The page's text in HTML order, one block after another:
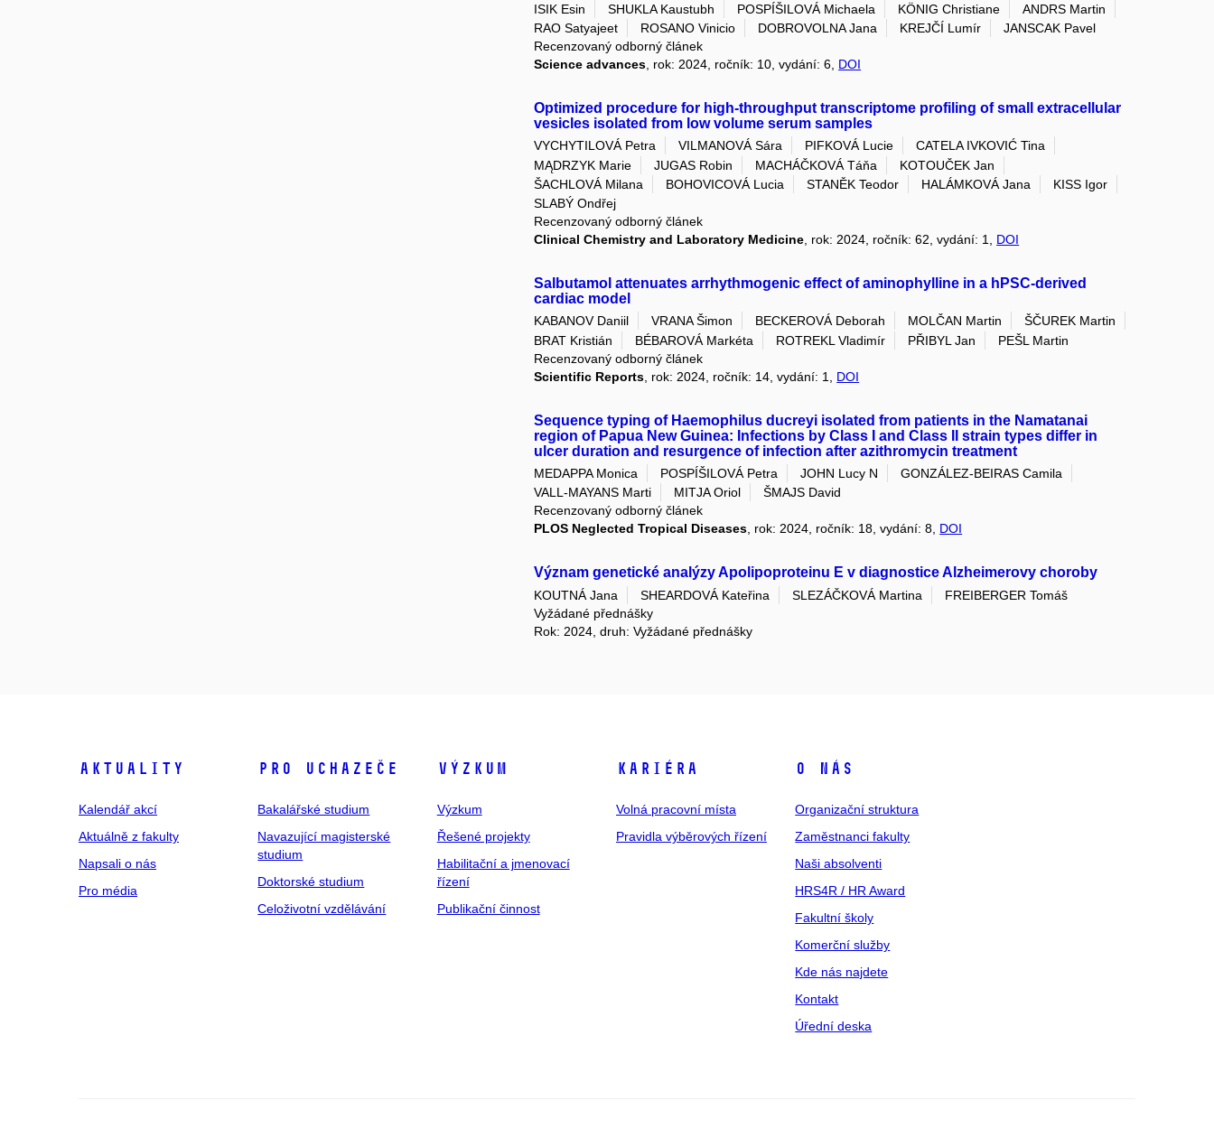
ISIK Esin SHUKLA Kaustubh POSPÍŠILOVÁ Michaela KÖNIG Christiane
ANDRS Martin
RAO Satyajeet
ROSANO Vinicio DOBROVOLNA Jana KREJČÍ Lumír
JANSCAK Pavel
Recenzovaný odborný článek
Science advances , rok: 2024, ročník: 10, vydání: 6, DOI
Optimized procedure for high-throughput transcriptome profiling of small extracellular
vesicles isolated from low volume serum samples
VYCHYTILOVÁ Petra VILMANOVÁ Sára PIFKOVÁ Lucie
CATELA IVKOVIĆ Tina
MĄDRZYK Marie
JUGAS Robin MACHÁČKOVÁ Táňa
KOTOUČEK Jan
ŠACHLOVÁ Milana
BOHOVICOVÁ Lucia STANĚK Teodor HALÁMKOVÁ Jana
KISS Igor
SLABÝ Ondřej
Recenzovaný odborný článek
Clinical Chemistry and Laboratory Medicine , rok: 2024, ročník: 62, vydání: 1, DOI
Salbutamol attenuates arrhythmogenic effect of aminophylline in a hPSC-derived
cardiac model
KABANOV Daniil VRANA Šimon BECKEROVÁ Deborah MOLČAN Martin
ŠČUREK Martin
BRAT Kristián
BÉBAROVÁ Markéta ROTREKL Vladimír PŘIBYL Jan
PEŠL Martin
Recenzovaný odborný článek
Scientific Reports , rok: 2024, ročník: 14, vydání: 1, DOI
Sequence typing of Haemophilus ducreyi isolated from patients in the Namatanai
region of Papua New Guinea: Infections by Class I and Class II strain types differ in
ulcer duration and resurgence of infection after azithromycin treatment
MEDAPPA Monica POSPÍŠILOVÁ Petra JOHN Lucy N
GONZÁLEZ-BEIRAS Camila
VALL-MAYANS Marti
MITJA Oriol
ŠMAJS David
Recenzovaný odborný článek
PLOS Neglected Tropical Diseases, rok: 2024, ročník: 18, vydání: 8, DOI
Význam genetické analýzy Apolipoproteinu E v diagnostice Alzheimerovy choroby
KOUTNÁ Jana SHEARDOVÁ Kateřina SLEZÁČKOVÁ Martina
FREIBERGER Tomáš
Vyžádané přednášky
Rok: 2024, druh: Vyžádané přednášky
Aktuality
Kalendář akcí
Aktuálně z fakulty
Napsali o nás
Pro média
Pro uchazeče
Bakalářské studium
Navazující magisterské
studium
Doktorské studium
Celoživotní vzdělávání
Výzkum
Výzkum
Řešené projekty
Habilitační a jmenovací
řízení
Publikační činnost
Kariéra
Volná pracovní místa
Pravidla výběrových řízení
O nás
Organizační struktura
Zaměstnanci fakulty
Naši absolventi
HRS4R / HR Award
Fakultní školy
Komerční služby
Kde nás najdete
Kontakt
Úřední deska